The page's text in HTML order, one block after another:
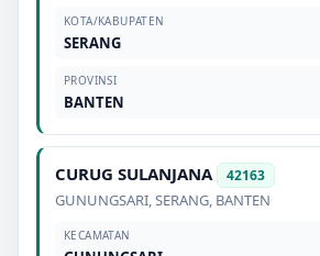
KOTA/KABUPATEN
SERANG
PROVINSI
BANTEN
CURUG SULANJANA 42163
GUNUNGSARI,SERANG, BANTEN
KECAMATAN